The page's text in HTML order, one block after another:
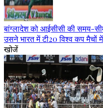
बांग्लादेश को आईसीसी की समय-
उसने भारत में टी20 विश्व कप मैचों
खोजें